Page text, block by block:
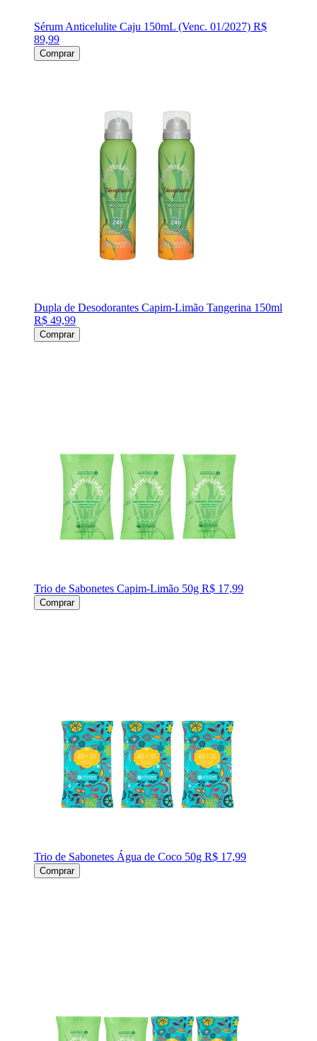
Sérum Anticelulite Caju 150mL (Venc. 01/2027) R$
89,99
Comprar
Dupla de Desodorantes Capim-Limão Tangerina 150ml
R$ 49,99
Comprar
Trio de Sabonetes Capim-Limão 50g R$ 17,99
Comprar
Trio de Sabonetes Água de Coco 50g R$ 17,99
Comprar